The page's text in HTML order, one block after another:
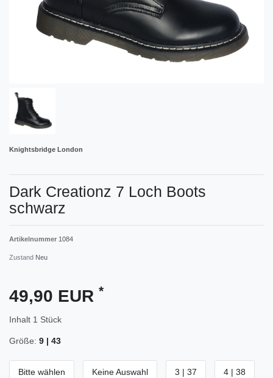
Knightsbridge London
Dark Creationz 7 Loch Boots
schwarz
Artikelnummer 1084
Zustand Neu
49,90 EUR *
Inhalt 1 Stück
Größe: 9 | 43
Bitte wählen Keine Auswahl 3 | 37 4 | 38